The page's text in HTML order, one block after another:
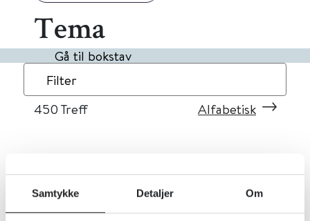
Samtykke Detaljer Om
Tema
Gå til bokstav
Filter
450 Treff Alfabetisk
« 1 42 43 45